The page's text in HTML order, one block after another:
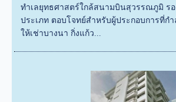
ทำเลยุทธศาสตร์ใกล้สนามบินสุวรรณภูมิ ร
ประเภท ตอบโจทย์สำหรับผู้ประกอบการที่ก
ให้เช่าบางนา กิ่งแก้ว...